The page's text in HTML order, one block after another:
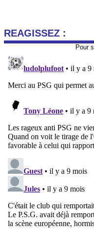
REAGISSEZ :
Pour